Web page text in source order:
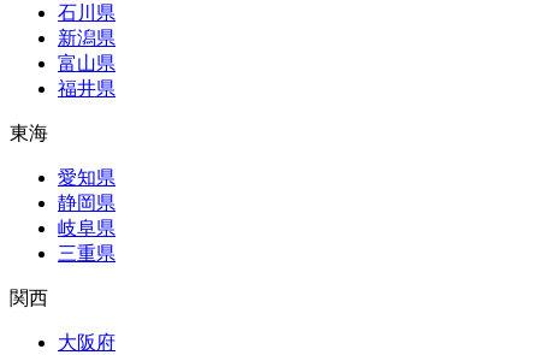
石川県
新潟県
富山県
福井県
東海
愛知県
静岡県
岐阜県
三重県
関西
大阪府